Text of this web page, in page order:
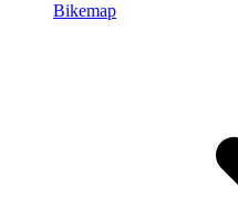
Bikemap